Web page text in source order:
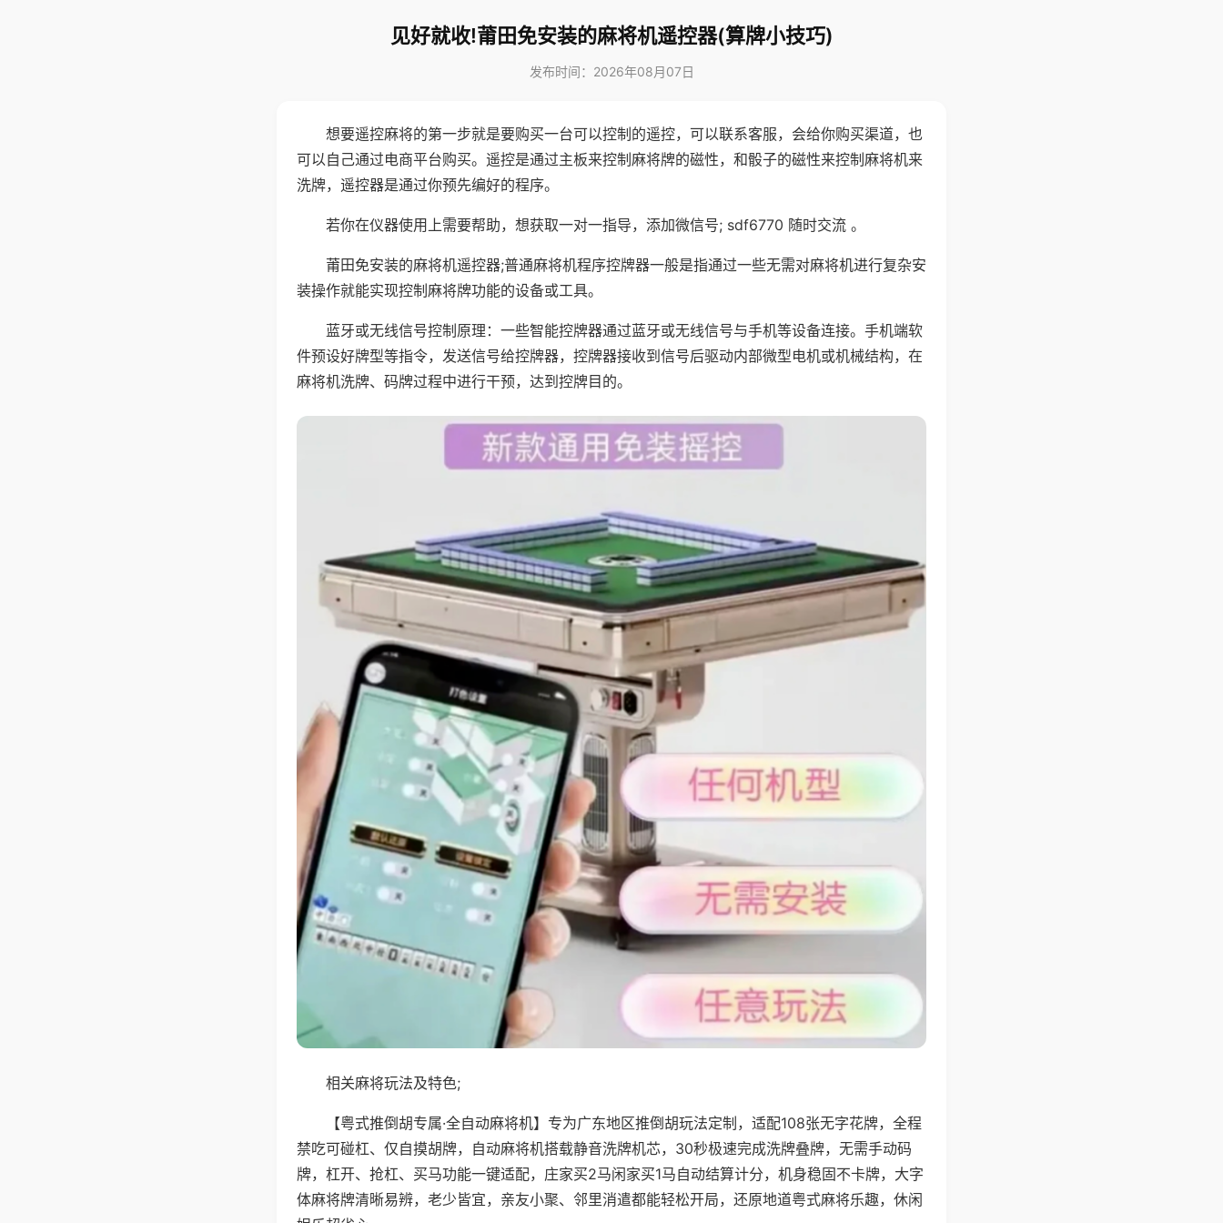
见好就收!莆田免安装的麻将机遥控器(算牌小技巧)
发布时间：2026年08月07日
想要遥控麻将的第一步就是要购买一台可以控制的遥控，可以联系客服，会给你购买渠道，也
可以自己通过电商平台购买。遥控是通过主板来控制麻将牌的磁性，和骰子的磁性来控制麻将机来
洗牌，遥控器是通过你预先编好的程序。
若你在仪器使用上需要帮助，想获取一对一指导，添加微信号; sdf6770 随时交流 。
莆田免安装的麻将机遥控器;普通麻将机程序控牌器一般是指通过一些无需对麻将机进行复杂安
装操作就能实现控制麻将牌功能的设备或工具。
蓝牙或无线信号控制原理：一些智能控牌器通过蓝牙或无线信号与手机等设备连接。手机端软
件预设好牌型等指令，发送信号给控牌器，控牌器接收到信号后驱动内部微型电机或机械结构，在
麻将机洗牌、码牌过程中进行干预，达到控牌目的。
相关麻将玩法及特色;
【粤式推倒胡专属·全自动麻将机】专为广东地区推倒胡玩法定制，适配108张无字花牌，全程
禁吃可碰杠、仅自摸胡牌，自动麻将机搭载静音洗牌机芯，30秒极速完成洗牌叠牌，无需手动码
牌，杠开、抢杠、买马功能一键适配，庄家买2马闲家买1马自动结算计分，机身稳固不卡牌，大字
体麻将牌清晰易辨，老少皆宜，亲友小聚、邻里消遣都能轻松开局，还原地道粤式麻将乐趣，休闲